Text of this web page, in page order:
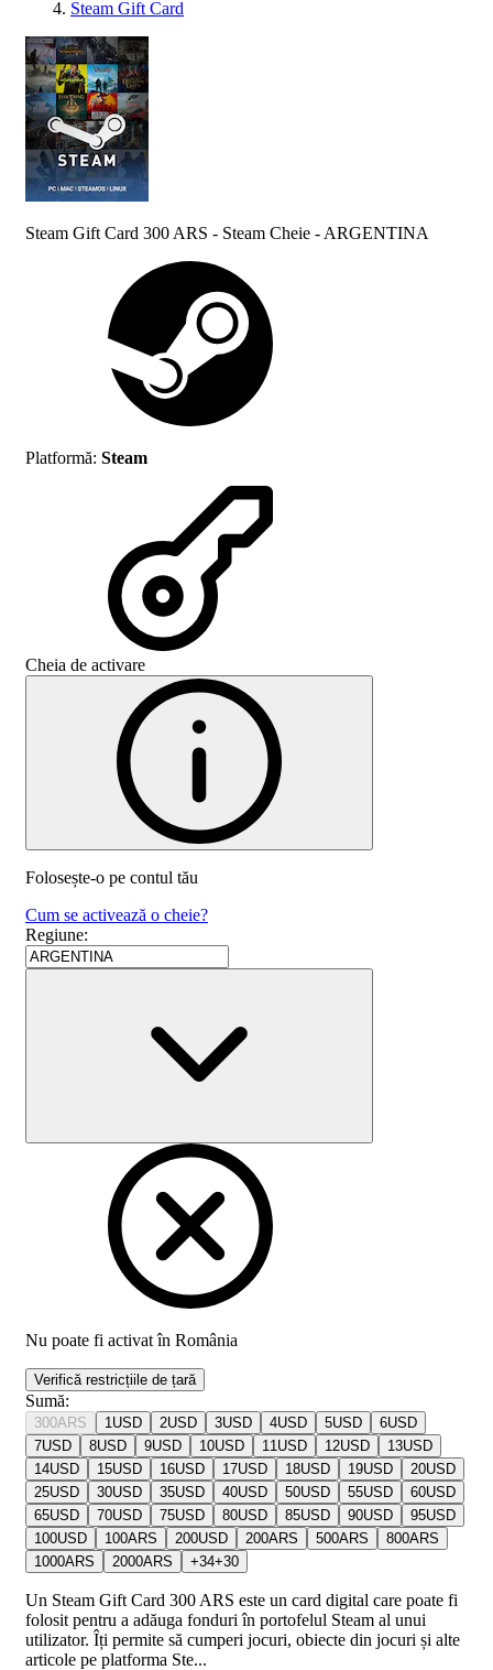
Steam Gift Card
Steam Gift Card 300 ARS - Steam Cheie - ARGENTINA
Platformă: Steam
Cheia de activare
Folosește-o pe contul tău
Cum se activează o cheie?
Regiune:
Nu poate fi activat în România
Verifică restricțiile de țară
Sumă:
300ARS 1USD 2USD 3USD 4USD 5USD 6USD
7USD 8USD 9USD 10USD 11USD 12USD 13USD
14USD 15USD 16USD 17USD 18USD 19USD 20USD
25USD 30USD 35USD 40USD 50USD 55USD 60USD
65USD 70USD 75USD 80USD 85USD 90USD 95USD
100USD 100ARS 200USD 200ARS 500ARS 800ARS
1000ARS 2000ARS +34+30
Un Steam Gift Card 300 ARS este un card digital care poate fi
folosit pentru a adăuga fonduri în portofelul Steam al unui
utilizator. Îți permite să cumperi jocuri, obiecte din jocuri și alte
articole pe platforma Ste...